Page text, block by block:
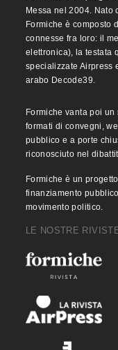
Messa nel 2004. Nato
Formiche è composto
connesse fra loro: il
elettronica), la testata
specializzate Airpress
arabo Decode39.
Formiche vanta poi
formati di convegni,
pubblico e a porte
riconosciuto nel
Formiche è un
finanziamento
movimento politico.
LE NOSTRE